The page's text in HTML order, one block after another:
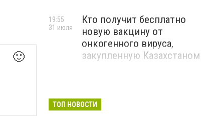
🙂
Кто получит бесплатно
новую вакцину от
онкогенного вируса,
закупленную Казахстаном
19:55
31 июля
ТОП НОВОСТИ